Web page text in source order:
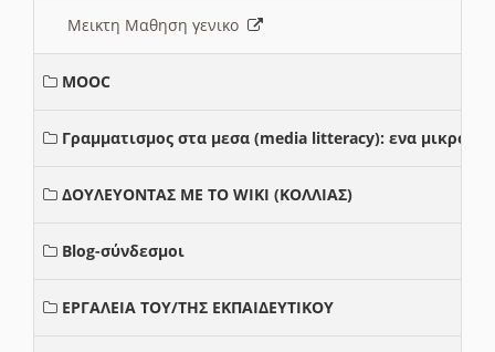
Μεικτη Μαθηση γενικο
MOOC
Γραμματισμος στα μεσα (media litteracy): ενα μικρο
ΔΟΥΛΕΥΟΝΤΑΣ ΜΕ ΤΟ WIKI (ΚΟΛΛΙΑΣ)
Blog-σύνδεσμοι
ΕΡΓΑΛΕΙΑ ΤΟΥ/ΤΗΣ ΕΚΠΑΙΔΕΥΤΙΚΟΥ